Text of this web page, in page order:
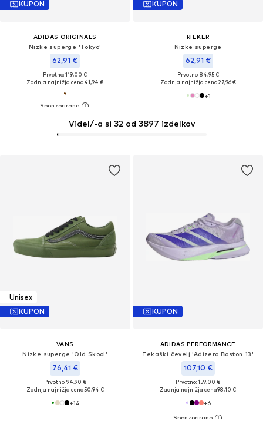
KUPON
ADIDAS ORIGINALS
Nizke superge 'Tokyo'
62,91 €
Prvotno: 119,00 €
Zadnja najnižja cena41,94 €
KUPON
RIEKER
Nizke superge
62,91 €
Prvotno: 84,95 €
Zadnja najnižja cena27,96 €
+1
Unisex
KUPON
VANS
Nizke superge 'Old Skool'
76,41 €
Prvotno: 94,90 €
Zadnja najnižja cena50,94 €
+14
KUPON
ADIDAS PERFORMANCE
Tekaški čevelj 'Adizero Boston 13'
107,10 €
Prvotno: 159,00 €
Zadnja najnižja cena98,10 €
+6
Videl/-a si 32 od 3897 izdelkov